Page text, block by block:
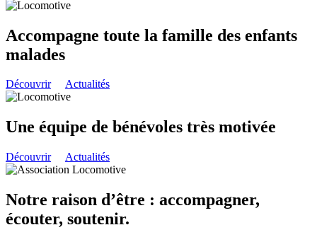
Accompagne toute la famille des enfants
malades
Découvrir Actualités
Une équipe de bénévoles très motivée
Découvrir Actualités
Notre raison d’être : accompagner,
écouter, soutenir.